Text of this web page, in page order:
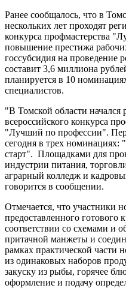
Ранее сообщалось, что в
нескольких лет проходят
конкурса профмастерства
повышение престижа
госсубсидия на проведение
составит 3,6 миллиона
планируется в 10
специалистов.
"В Томской области начался
всероссийского конкурса
"Лучший по профессии".
сегодня в трех
старт". Площадками для
индустрии питания,
аграрный колледж и
говорится в сообщении.
Отмечается, что участники
предоставленного готового
соответствии со схемами и
притачной манжеты и
рамках практической
из одинаковых наборов
закуску из рыбы, горячее
оформление и подачу